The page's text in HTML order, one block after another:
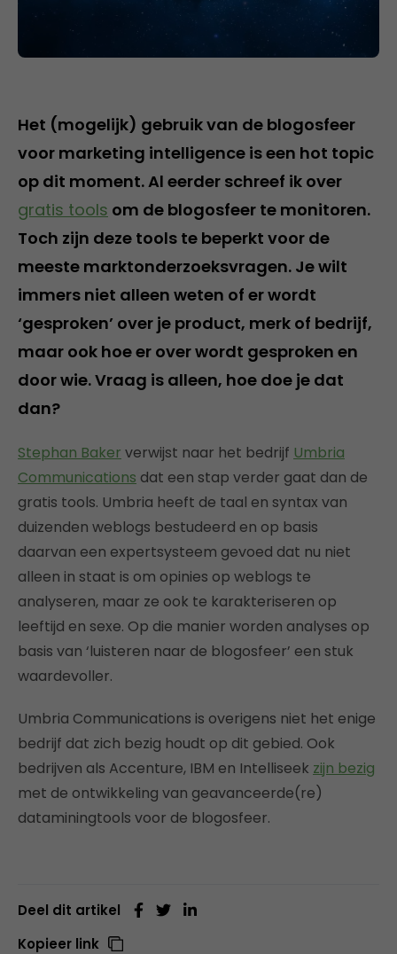
Het (mogelijk) gebruik van de blogosfeer
voor marketing intelligence is een hot topic
op dit moment. Al eerder schreef ik over
gratis tools om de blogosfeer te monitoren.
Toch zijn deze tools te beperkt voor de
meeste marktonderzoeksvragen. Je wilt
immers niet alleen weten of er wordt
‘gesproken’ over je product, merk of bedrijf,
maar ook hoe er over wordt gesproken en
door wie. Vraag is alleen, hoe doe je dat
dan?
Stephan Baker verwijst naar het bedrijf Umbria
Communications dat een stap verder gaat dan de
gratis tools. Umbria heeft de taal en syntax van
duizenden weblogs bestudeerd en op basis
daarvan een expertsysteem gevoed dat nu niet
alleen in staat is om opinies op weblogs te
analyseren, maar ze ook te karakteriseren op
leeftijd en sexe. Op die manier worden analyses op
basis van ‘luisteren naar de blogosfeer’ een stuk
waardevoller.
Umbria Communications is overigens niet het enige
bedrijf dat zich bezig houdt op dit gebied. Ook
bedrijven als Accenture, IBM en Intelliseek zijn bezig
met de ontwikkeling van geavanceerde(re)
dataminingtools voor de blogosfeer.
Deel dit artikel
Kopieer link